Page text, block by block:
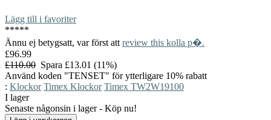
Lägg till i favoriter
*****
Ännu ej betygsatt, var först att review this kolla p�.
£96.99
£110.00 Spara £13.01 (11%)
Använd koden "TENSET" för ytterligare 10% rabatt
: Klockor Timex Klockor Timex TW2W19100
I lager
Senaste någonsin i lager - Köp nu!